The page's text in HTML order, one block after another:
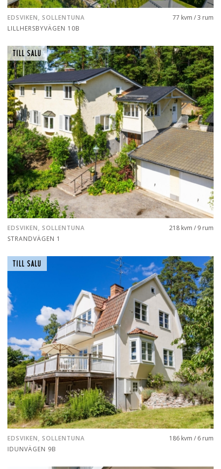
EDSVIKEN, SOLLENTUNA
LILLHERSBYVÄGEN 10B
77 kvm / 3 rum
TILL SALU
EDSVIKEN, SOLLENTUNA
STRANDVÄGEN 1
218 kvm / 9 rum
TILL SALU
EDSVIKEN, SOLLENTUNA
IDUNVÄGEN 9B
186 kvm / 6 rum